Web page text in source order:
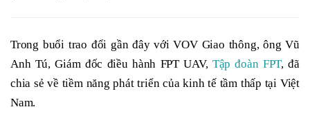
Trong buổi trao đổi gần đây với VOV Giao thông, ông Vũ
Anh Tú, Giám đốc điều hành FPT UAV, Tập đoàn FPT, đã
chia sẻ về tiềm năng phát triển của kinh tế tầm thấp tại Việt
Nam.